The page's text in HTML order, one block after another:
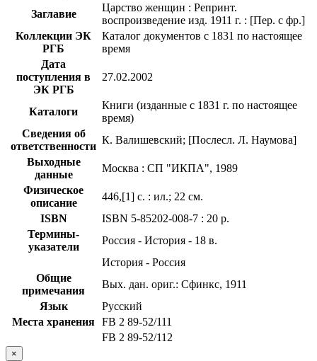
Заглавие
Царство женщин : Репринт.
воспроизведение изд. 1911 г. : [Пер. с фр.]
Коллекции ЭК
РГБ
Каталог документов с 1831 по настоящее
время
Дата
поступления в
ЭК РГБ
27.02.2002
Каталоги
Книги (изданные с 1831 г. по настоящее
время)
Сведения об
ответственности
К. Валишевский; [Послесл. Л. Наумова]
Выходные
данные
Москва : СП "ИКПА", 1989
Физическое
описание
446,[1] с. : ил.; 22 см.
ISBN
ISBN 5-85202-008-7 : 20 р.
Термины-
указатели
Россия - История - 18 в.
История - Россия
Общие
примечания
Вых. дан. ориг.: Сфинкс, 1911
Язык
Русский
Места хранения FB 2 89-52/111
FB 2 89-52/112
×